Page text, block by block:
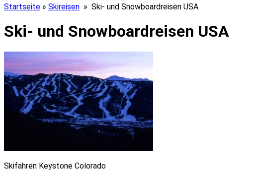
Startseite » Skireisen » Ski- und Snowboardreisen USA
Ski- und Snowboardreisen USA
Skifahren Keystone Colorado